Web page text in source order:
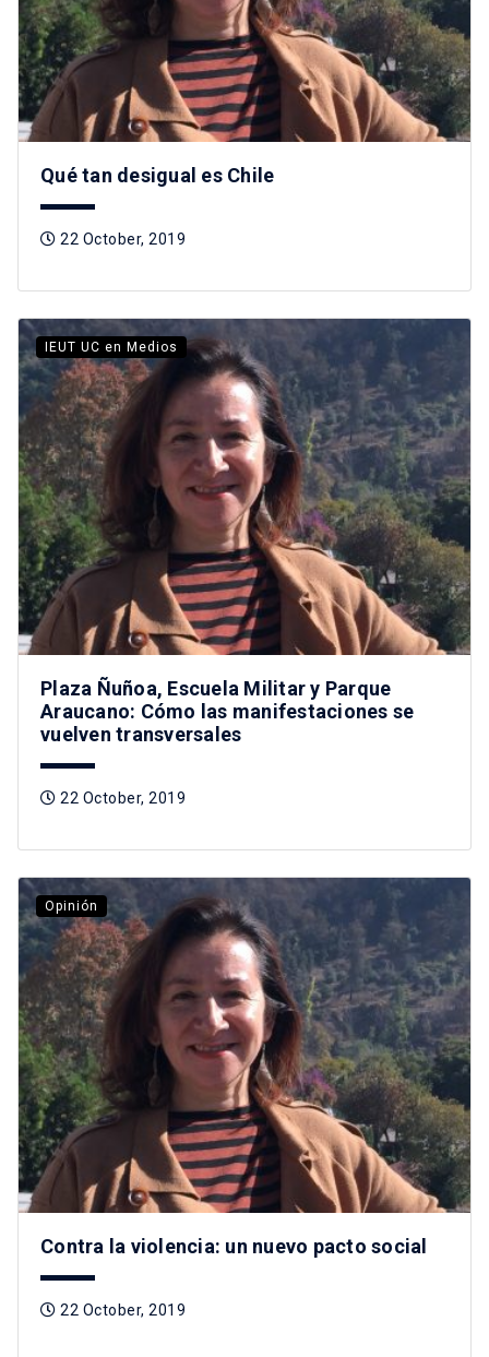
Qué tan desigual es Chile
22 October, 2019
IEUT UC en Medios
Plaza Ñuñoa, Escuela Militar y Parque
Araucano: Cómo las manifestaciones se
vuelven transversales
22 October, 2019
Opinión
Contra la violencia: un nuevo pacto social
22 October, 2019